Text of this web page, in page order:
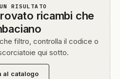
RISULTATO
ricambi che
filtro, controlla il codice o
qui sotto.
al catalogo